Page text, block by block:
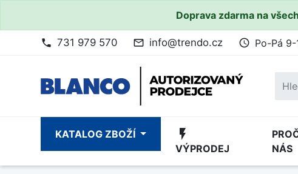
Doprava zdarma na
phone 731 979 570 mail_outline info@trendo.cz access_time Po-Pá 9-
KATALOG ZBOŽÍ flash_on
VÝPRODEJ
NÁS